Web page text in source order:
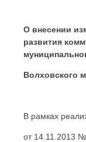
О внесении
развития
Волховского
В рамках
от 14.11.2013